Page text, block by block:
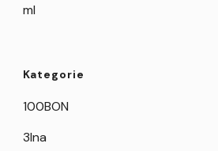
ml
Kategorie
100BON
3Ina